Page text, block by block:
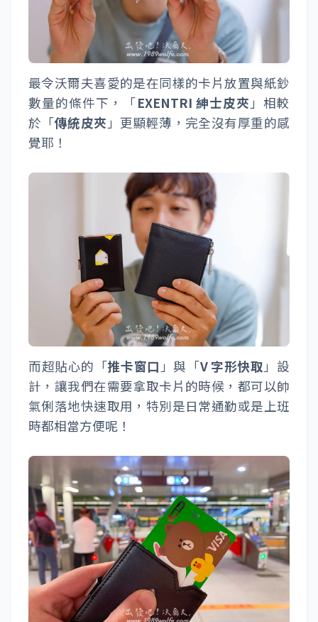
最令沃爾夫喜愛的是在同樣的卡片放置與紙鈔
數量的條件下，「EXENTRI 紳士皮夾 」相較
於「傳統皮夾 」更顯輕薄，完全沒有厚重的感
覺耶！
而超貼心的「推卡窗口 」與「V 字形快取 」設
計，讓我們在需要拿取卡片的時候，都可以帥
氣俐落地快速取用，特別是日常通勤或是上班
時都相當方便呢！